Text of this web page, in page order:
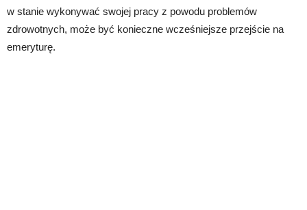
w stanie wykonywać swojej pracy z powodu problemów
zdrowotnych, może być konieczne wcześniejsze przejście na
emeryturę.